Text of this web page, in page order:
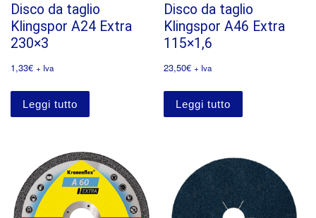
Disco da taglio
Klingspor A24 Extra
230×3
1,33€ + Iva
Leggi tutto
Disco da taglio
Klingspor A46 Extra
115×1,6
23,50€ + Iva
Leggi tutto